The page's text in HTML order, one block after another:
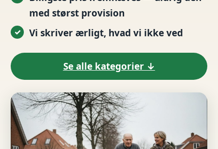
med størst provision
Vi skriver ærligt, hvad vi ikke ved
Se alle kategorier ↓